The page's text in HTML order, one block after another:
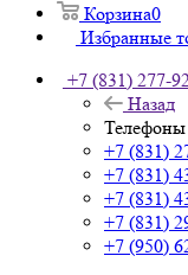
Корзина0
Избранные
+7 (831) 277-
Назад
Телефоны
+7 (831)
+7 (831)
+7 (831)
+7 (831)
+7 (950)